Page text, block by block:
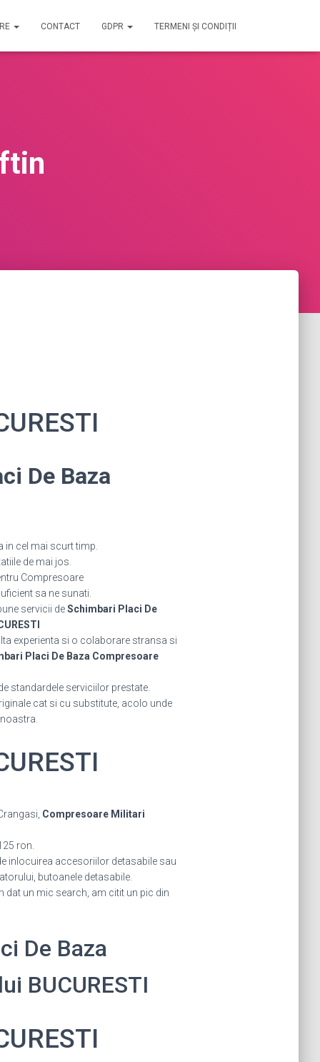
CONTACT GDPR TERMENI ȘI CONDIȚII
De Baza
in cel mai scurt timp.
de mai jos.
Compresoare
sa ne sunati.
servicii deSchimbari Placi De
experienta si o colaborare stransa si
Placi De Baza Compresoare
standardele serviciilor prestate.
cat si cu substitute, acolo unde
Compresoare Militari
ron.
inlocuirea accesoriilor detasabile sau
butoanele detasabile.
un mic search, am citit un pic din
De Baza
BUCURESTI